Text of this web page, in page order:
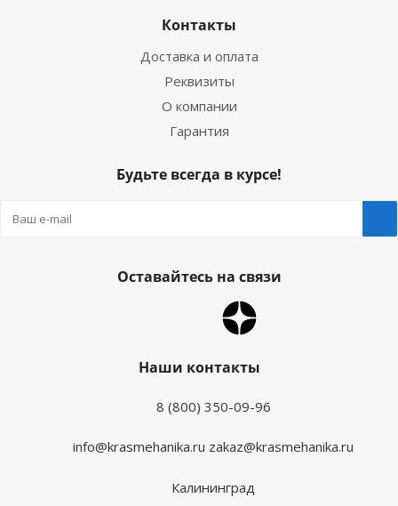
Контакты
Доставка и оплата
Реквизиты
О компании
Гарантия
Будьте всегда в курсе!
Оставайтесь на связи
Наши контакты
8 (800) 350-09-96
info@krasmehanika.ru zakaz@krasmehanika.ru
Калининград